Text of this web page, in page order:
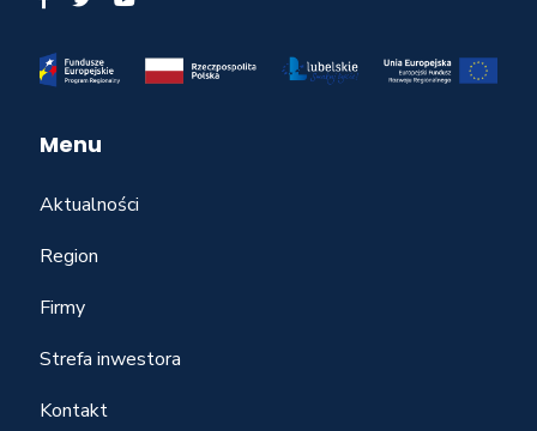
Menu
Aktualności
Region
Firmy
Strefa inwestora
Kontakt